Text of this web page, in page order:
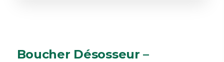
Boucher Désosseur –